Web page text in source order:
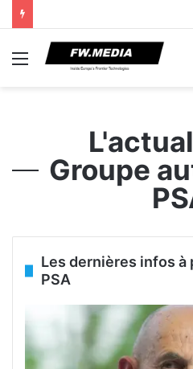
Menu
Groupe
Les dernières infos à
PSA